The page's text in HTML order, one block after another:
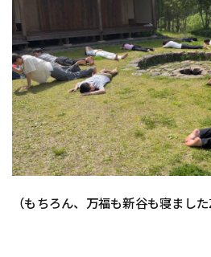
（もちろん、万福も新谷も寝ました